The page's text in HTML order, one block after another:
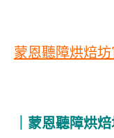
蒙恩聽障烘焙坊
｜蒙恩聽障烘